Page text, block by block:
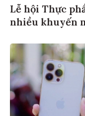
Lễ hội Thực
nhiều khuyến